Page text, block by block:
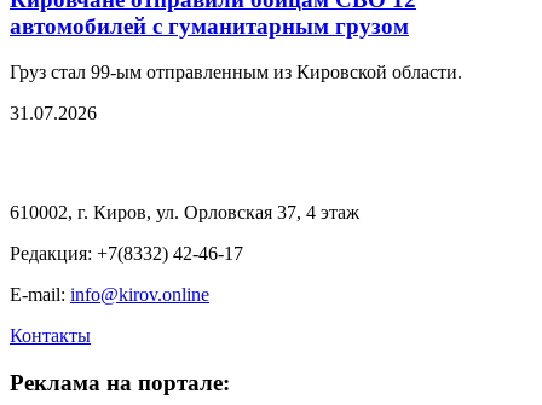
автомобилей с гуманитарным грузом
Груз стал 99-ым отправленным из Кировской области.
31.07.2026
610002, г. Киров, ул. Орловская 37, 4 этаж
Редакция: +7(8332) 42-46-17
E-mail: info@kirov.online
Контакты
Реклама на портале: